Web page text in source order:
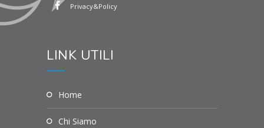
Privacy&Policy
LINK UTILI
Home
Chi Siamo